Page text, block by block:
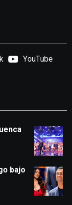
YouTube
bajo